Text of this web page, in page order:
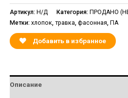
Артикул: Н/Д Категория: ПРОДАНО
Метки: хлопок травка фасонная ПА
Добавить в избранное
Описание